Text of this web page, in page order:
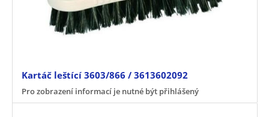
Kartáč leštící 3603/866 / 3613602092
Pro zobrazení informací je nutné být přihlášený